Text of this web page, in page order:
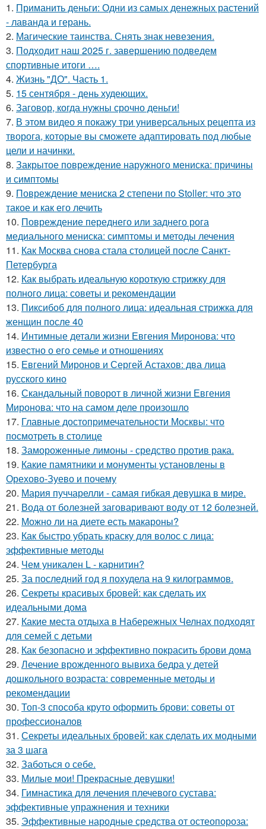
1. Приманить деньги: Одни из самых денежных растений
- лаванда и герань.
2. Магические таинства. Снять знак невезения.
3. Подходит наш 2025 г. завершению подведем
спортивные итоги ….
4. Жизнь "ДО". Часть 1.
5. 15 сентября - день худеющих.
6. Заговор, когда нужны срочно деньги!
7. В этом видео я покажу три универсальных рецепта из
творога, которые вы сможете адаптировать под любые
цели и начинки.
8. Закрытое повреждение наружного мениска: причины
и симптомы
9. Повреждение мениска 2 степени по Stoller: что это
такое и как его лечить
10. Повреждение переднего или заднего рога
медиального мениска: симптомы и методы лечения
11. Как Москва снова стала столицей после Санкт-
Петербурга
12. Как выбрать идеальную короткую стрижку для
полного лица: советы и рекомендации
13. Пиксибоб для полного лица: идеальная стрижка для
женщин после 40
14. Интимные детали жизни Евгения Миронова: что
известно о его семье и отношениях
15. Евгений Миронов и Сергей Астахов: два лица
русского кино
16. Скандальный поворот в личной жизни Евгения
Миронова: что на самом деле произошло
17. Главные достопримечательности Москвы: что
посмотреть в столице
18. Замороженные лимоны - средство против рака.
19. Какие памятники и монументы установлены в
Орехово-Зуево и почему
20. Мария пуччарелли - самая гибкая девушка в мире.
21. Вода от болезней заговаривают воду от 12 болезней.
22. Можно ли на диете есть макароны?
23. Как быстро убрать краску для волос с лица:
эффективные методы
24. Чем уникален L - карнитин?
25. За последний год я похудела на 9 килограммов.
26. Секреты красивых бровей: как сделать их
идеальными дома
27. Какие места отдыха в Набережных Челнах подходят
для семей с детьми
28. Как безопасно и эффективно покрасить брови дома
29. Лечение врожденного вывиха бедра у детей
дошкольного возраста: современные методы и
рекомендации
30. Топ-3 способа круто оформить брови: советы от
профессионалов
31. Секреты идеальных бровей: как сделать их модными
за 3 шага
32. Заботься о себе.
33. Милые мои! Прекрасные девушки!
34. Гимнастика для лечения плечевого сустава:
эффективные упражнения и техники
35. Эффективные народные средства от остеопороза: